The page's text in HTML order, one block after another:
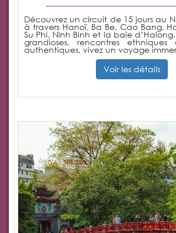
Découvrez un circuit de 15 jours au
à travers Hanoï, Ba Be, Cao Bang,
Su Phi, Ninh Binh et la baie
grandioses, rencontres ethniques
authentiques, vivez un voyage
Voir les détails